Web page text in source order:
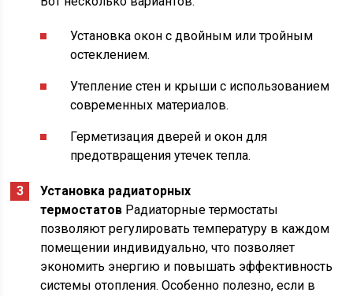
Установка окон с двойным или тройным
остеклением.
Утепление стен и крыши с использованием
современных материалов.
Герметизация дверей и окон для
предотвращения утечек тепла.
Установка радиаторных
термостатов Радиаторные термостаты
позволяют регулировать температуру в каждом
помещении индивидуально, что позволяет
экономить энергию и повышать эффективность
системы отопления. Особенно полезно, если в